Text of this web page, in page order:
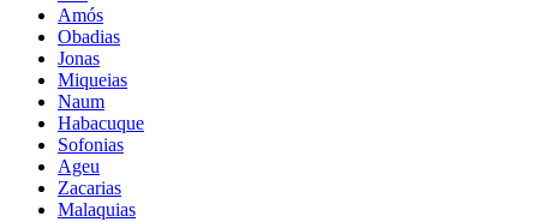
Amós
Obadias
Jonas
Miqueias
Naum
Habacuque
Sofonias
Ageu
Zacarias
Malaquias